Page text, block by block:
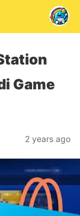
Game
2 years ago